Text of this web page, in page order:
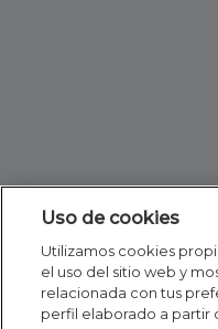
Uso de cookies
Utilizamos cookies
el uso del sitio web y
relacionada con tus
perfil elaborado a partir